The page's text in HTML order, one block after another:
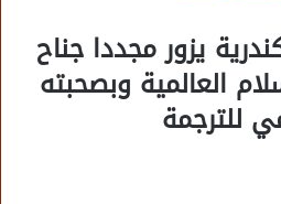
يزور مجددا جناح
العالمية وبصحبته
للترجمة